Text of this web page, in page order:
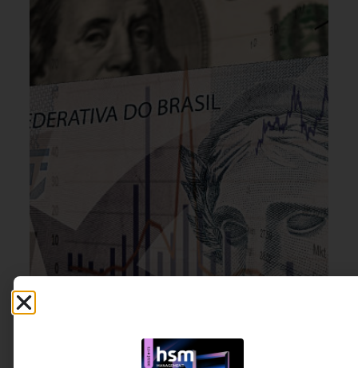
ESTRATÉGIA 6 DE AGOSTO DE 2026 17H00